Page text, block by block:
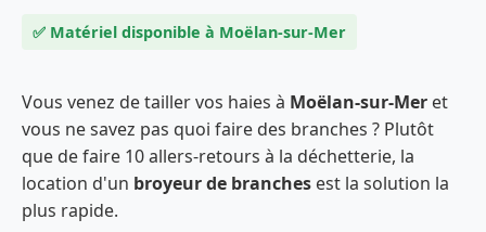
✅ Matériel disponible à Moëlan-sur-Mer
Vous venez de tailler vos haies à Moëlan-sur-Mer et
vous ne savez pas quoi faire des branches ? Plutôt
que de faire 10 allers-retours à la déchetterie, la
location d'un broyeur de branches est la solution la
plus rapide.